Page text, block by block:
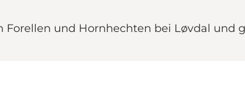
Forellen und Hornhechten bei Løvdal